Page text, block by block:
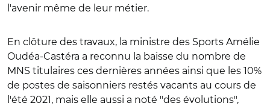
l'avenir même de leur métier.
En clôture des travaux, la ministre des Sports Amélie
Oudéa-Castéra a reconnu la baisse du nombre de
MNS titulaires ces dernières années ainsi que les 10%
de postes de saisonniers restés vacants au cours de
l'été 2021, mais elle aussi a noté "des évolutions",